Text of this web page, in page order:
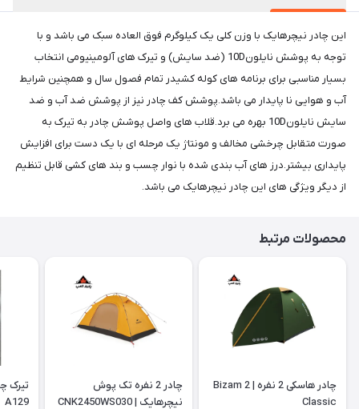
این چادر نیچرهایک با وزن کلی یک کیلوگرم فوق العاده سبک می باشد و با
توجه به پوشش نایلون10D (ضد سایش) و تیرک های آلومینیومی انتخاب
بسیار مناسبی برای برنامه های کوله کشیدر تمام فصول سال و همچنین شرایط
آب و هوایی نا پایدار می باشد.پوشش کف چادر نیز از پوشش ضد آب و ضد
سایش نایلون10D بهره می برد.قلاب های واصل پوشش چادر به تیرک به
صورت متقابل چرخشی مخالف و مونتاژ یک مرحله ای با یک دست برای افزایش
پایداری بیشتر.درز های آب بندی شده با نوار چسب و بند های کشی قابل تنظیم
از دیگر ویژگی های این چادر نیچرهایک می باشد.
محصولات مرتبط
چادر هاسکی 2 نفره | Bizam 2
Classic
چادر 2 نفره تک پوش
نیچرهایک | CNK2450WS030
A129